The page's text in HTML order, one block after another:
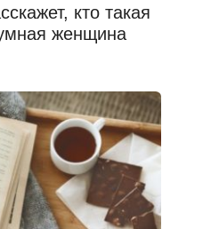
кто такая
женщина